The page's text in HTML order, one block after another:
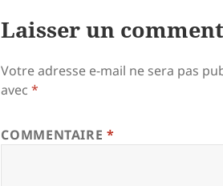
Laisser un
Votre adresse e-mail ne sera pas
avec*
COMMENTAIRE*